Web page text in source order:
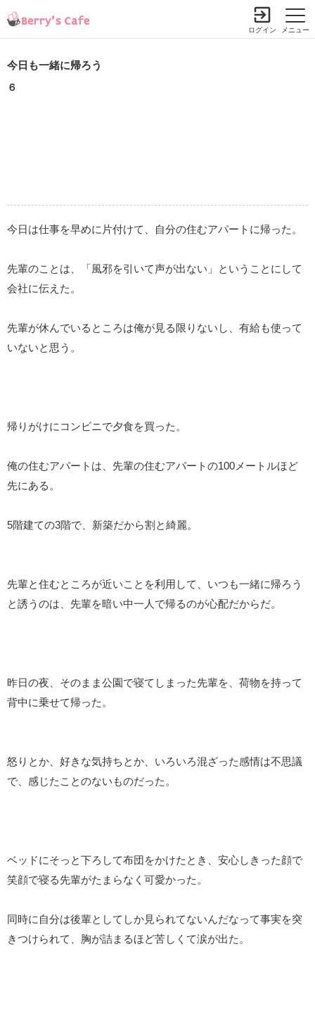
メニュー
ログイン
今日も一緒に帰ろう
６
今日は仕事を早めに片付けて、自分の住むアパートに帰った。
先輩のことは、「風邪を引いて声が出ない」ということにして
会社に伝えた。
先輩が休んでいるところは俺が見る限りないし、有給も使って
いないと思う。
帰りがけにコンビニで夕食を買った。
俺の住むアパートは、先輩の住むアパートの100メートルほど
先にある。
5階建ての3階で、新築だから割と綺麗。
先輩と住むところが近いことを利用して、いつも一緒に帰ろう
と誘うのは、先輩を暗い中一人で帰るのが心配だからだ。
昨日の夜、そのまま公園で寝てしまった先輩を、荷物を持って
背中に乗せて帰った。
怒りとか、好きな気持ちとか、いろいろ混ざった感情は不思議
で、感じたことのないものだった。
ベッドにそっと下ろして布団をかけたとき、安心しきった顔で
笑顔で寝る先輩がたまらなく可愛かった。
同時に自分は後輩としてしか見られてないんだなって事実を突
きつけられて、胸が詰まるほど苦しくて涙が出た。